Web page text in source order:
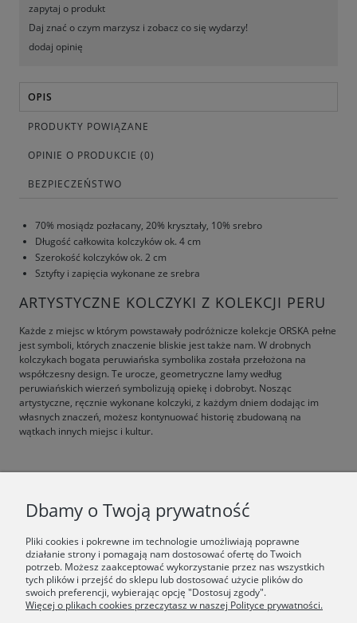
zapytaj o produkt
Daj znać o czym marzysz i zobacz co się wydarzy!
dodaj opinię
OPIS
PRODUKTY POWIĄZANE
OPINIE O PRODUKCIE (0)
BEZPIECZEŃSTWO
70% mosiądz pozłacany, 20% kryształy, 10% srebro
Długość całkowita kolczyków ok. 4 cm
Szerokość kolczyków ok. 2 cm
Sztyfty i zapięcia wykonane ze srebra
ARTYSTYCZNE KOLCZYKI Z KOLEKCJI PERU
Każde z miejsc w którym powstawały podróżnicze kolekcje ORSKA pełne
jest symboli, których znaczenie bliskie jest także nam. W drobnych
kolczykach bogata peruwiańska symbolika została przełożona na
współczesny design. Te urocze, geometryczne lamy według
peruwiańskich wierzeń symbolizują opiekę i dobrobyt. Nosząc
artystyczne, ręcznie wykonane kolczyki, z każdym dniem dodając im
własnych znaczeń, możesz kontynuować historię zbudowaną na
wątkach innych miejsc i kultur.
Dołącz do nas:
Dbamy o Twoją prywatność
Pliki cookies i pokrewne im technologie umożliwiają poprawne
działanie strony i pomagają nam dostosować ofertę do Twoich
potrzeb. Możesz zaakceptować wykorzystanie przez nas wszystkich
tych plików i przejść do sklepu lub dostosować użycie plików do
swoich preferencji, wybierając opcję "Dostosuj zgody".
Więcej o plikach cookies przeczytasz w naszej Polityce prywatności.